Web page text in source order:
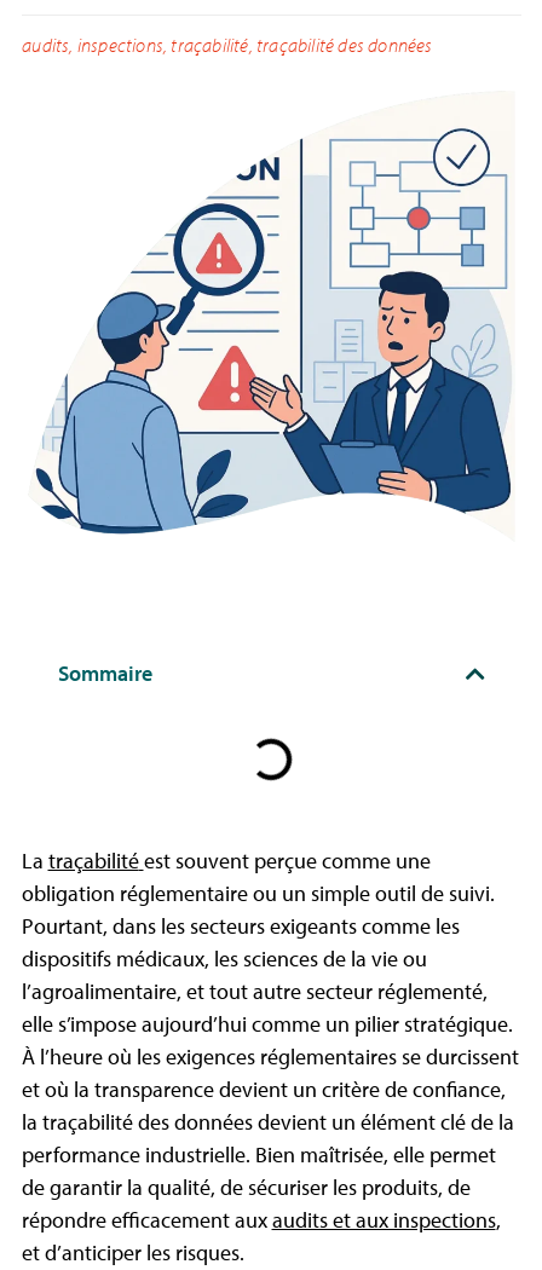
audits, inspections, traçabilité, traçabilité des données
Sommaire
La traçabilitéest souvent perçue comme une
obligation réglementaire ou un simple outil de suivi.
Pourtant, dans les secteurs exigeants comme les
dispositifs médicaux, lessciences de la vieou
l’agroalimentaire, et tout autre secteur réglementé,
elle s’impose aujourd’hui comme un pilier stratégique.
À l’heure où les exigences réglementaires se durcissent
et où la transparence devient un critère de confiance,
la traçabilité des donnéesdevient un élément clé de la
performance industrielle. Bien maîtrisée, elle permet
de garantir la qualité, de sécuriser les produits, de
répondre efficacement auxaudits et aux inspections,
et d’anticiper les risques.